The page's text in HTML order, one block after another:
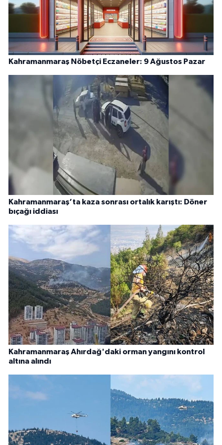
Kahramanmaraş Nöbetçi Eczaneler: 9 Ağustos Pazar
Kahramanmaraş’ta kaza sonrası ortalık karıştı: Döner
bıçağı iddiası
Kahramanmaraş Ahırdağ'daki orman yangını kontrol
altına alındı